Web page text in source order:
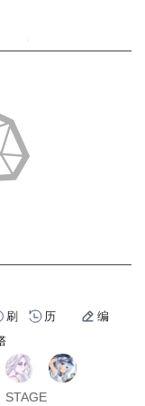
刷 历 编
1
STAGE
2
STAGE
3
STAGE